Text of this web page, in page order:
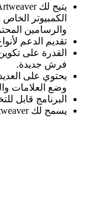
الكمبيوتر
والرسامين
تقديم الدعم
القدرة على
فرش جديدة.
يحتوي على
وضع العلامات
البرنامج قابل
يسمح لك Artweaver بالتنسيق مع فنانين آخرين عبر الإنترنت.